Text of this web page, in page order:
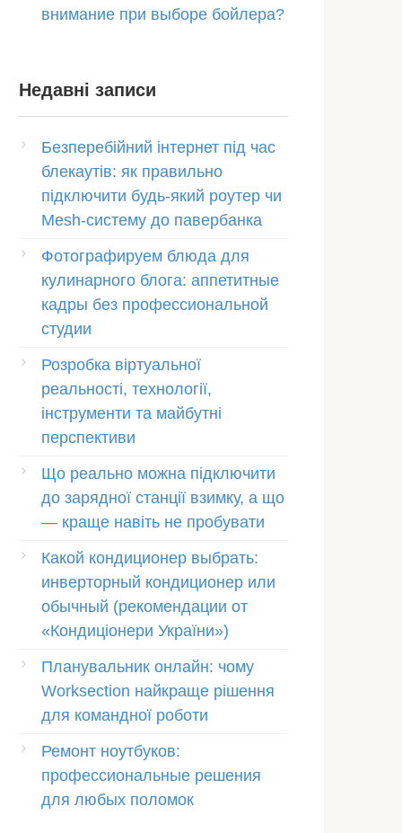
внимание при выборе бойлера?
Недавні записи
Безперебійний інтернет під час
блекаутів: як правильно
підключити будь-який роутер чи
Mesh-систему до павербанка
Фотографируем блюда для
кулинарного блога: аппетитные
кадры без профессиональной
студии
Розробка віртуальної
реальності, технології,
інструменти та майбутні
перспективи
Що реально можна підключити
до зарядної станції взимку, а що
— краще навіть не пробувати
Какой кондиционер выбрать:
инверторный кондиционер или
обычный (рекомендации от
«Кондиціонери України»)
Планувальник онлайн: чому
Worksection найкраще рішення
для командної роботи
Ремонт ноутбуков:
профессиональные решения
для любых поломок